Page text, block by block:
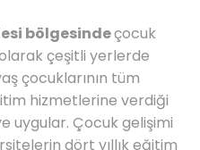
bölgesindeçocuk
çeşitli yerlerde
çocuklarının tüm
hizmetlerine verdiği
uygular. Çocuk gelişimi
dört yıllık eğitim